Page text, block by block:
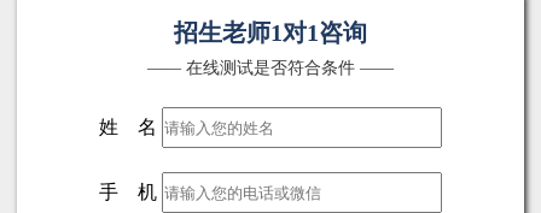
招生老师1对1咨询
—— 在线测试是否符合条件 ——
姓 名
手 机